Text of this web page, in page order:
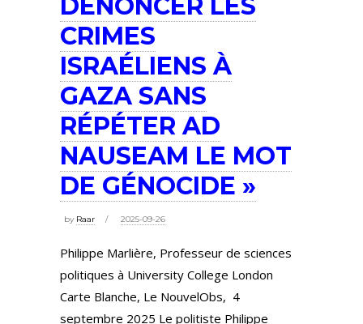
DÉNONCER LES
CRIMES
ISRAÉLIENS À
GAZA SANS
RÉPÉTER AD
NAUSEAM LE MOT
DE GÉNOCIDE »
by Raar 2025-09-26
Philippe Marlière, Professeur de sciences
politiques à University College London
Carte Blanche, Le NouvelObs, 4
septembre 2025 Le politiste Philippe